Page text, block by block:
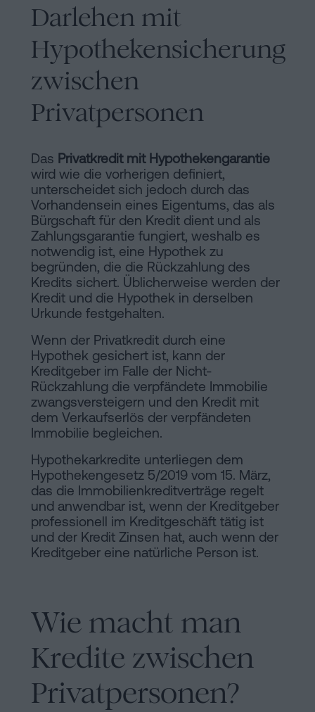
Darlehen mit
Hypothekensicherung
zwischen
Privatpersonen
Das Privatkredit mit Hypothekengarantie
wird wie die vorherigen definiert,
unterscheidet sich jedoch durch das
Vorhandensein eines Eigentums, das als
Bürgschaft für den Kredit dient und als
Zahlungsgarantie fungiert, weshalb es
notwendig ist, eine Hypothek zu
begründen, die die Rückzahlung des
Kredits sichert. Üblicherweise werden der
Kredit und die Hypothek in derselben
Urkunde festgehalten.
Wenn der Privatkredit durch eine
Hypothek gesichert ist, kann der
Kreditgeber im Falle der Nicht-
Rückzahlung die verpfändete Immobilie
zwangsversteigern und den Kredit mit
dem Verkaufserlös der verpfändeten
Immobilie begleichen.
Hypothekarkredite unterliegen dem
Hypothekengesetz 5/2019 vom 15. März,
das die Immobilienkreditverträge regelt
und anwendbar ist, wenn der Kreditgeber
professionell im Kreditgeschäft tätig ist
und der Kredit Zinsen hat, auch wenn der
Kreditgeber eine natürliche Person ist.
Wie macht man
Kredite zwischen
Privatpersonen?